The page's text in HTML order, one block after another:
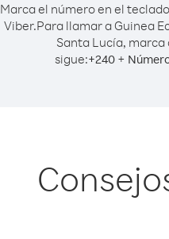
Marca el número en el
Viber.Para llamar a Guinea
Santa Lucía, marca
sigue:+240 +